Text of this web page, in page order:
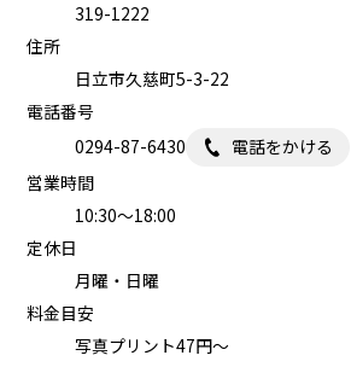
319-1222
住所
日立市久慈町5-3-22
電話番号
0294-87-6430
電話をかける
営業時間
10:30～18:00
定休日
月曜・日曜
料金目安
写真プリント47円～